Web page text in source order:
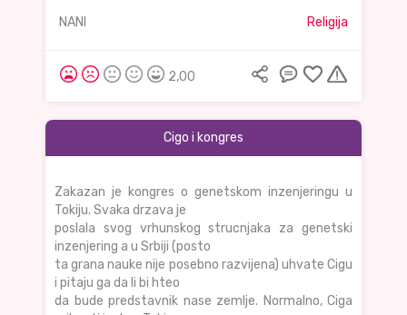
NANI Religija
2,00
Cigo i kongres
Zakazan je kongres o genetskom inzenjeringu u
Tokiju. Svaka drzava je
poslala svog vrhunskog strucnjaka za genetski
inzenjering a u Srbiji (posto
ta grana nauke nije posebno razvijena) uhvate Cigu
i pitaju ga da li bi hteo
da bude predstavnik nase zemlje. Normalno, Ciga